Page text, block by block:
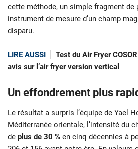
cette méthode, un simple fragment de
instrument de mesure d’un champ
disparu.
LIRE AUSSI
Test du Air Fryer
avis sur l’air fryer version vertical
Un effondrement plus
Le résultat a surpris l’équipe de Yael
Méditerranée orientale, l’intensité du
de plus de 30 % en cinq décennies à